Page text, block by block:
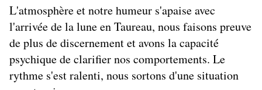
L'atmosphère et notre humeur s'apaise avec
l'arrivée de la lune en Taureau, nous faisons preuve
de plus de discernement et avons la capacité
psychique de clarifier nos comportements. Le
rythme s'est ralenti, nous sortons d'une situation